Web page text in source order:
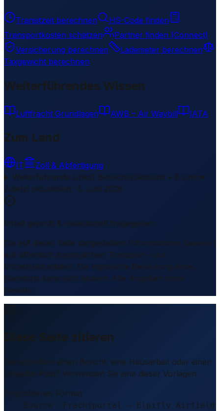
Transitzeit berechnen
HS-Code finden
Transportkosten schätzen
Partner finden (Connect)
Versicherung berechnen
Lademeter berechnen
Taxgewicht berechnen
Weiterführendes Wissen
Luftfracht Grundlagen AWB – Air Waybill IATA
Zum Land
IT
Zoll & Abfertigung
Weiterführende Links1 Bereiche/Sections • 8 Links▾
Zuletzt aktualisiert: 4. Juni 2026
Inhalt geprüft & redaktionell freigegeben
Die auf dieser Seite dargestellten Informationen basieren
auf öffentlich zugänglichen Transport- und
Infrastrukturdaten. Die logistische Bedeutung eines
Standorts kann sich ändern. Alle Angaben ohne
Gewähr.
Diese Seite zitieren
Sie schreiben einen Bericht, eine Hausarbeit oder einen
LinkedIn-Post? Verwenden Sie eine dieser Vorlagen.
Empfohlenes Format
Source: Frachtportal – Elpifly Airfield